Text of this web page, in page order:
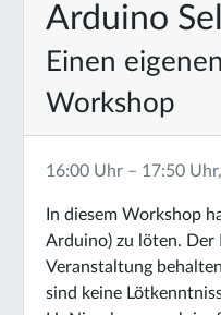
Arduino
Einen
Workshop
16:00 Uhr – 17:50
In diesem Workshop
Arduino) zu löten.
Veranstaltung
sind keine